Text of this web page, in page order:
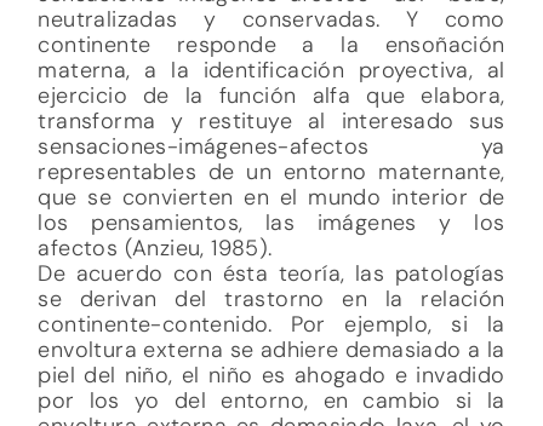
neutralizadas y conservadas. Y como
continente responde a la ensoñación
materna, a la identificación proyectiva, al
ejercicio de la función alfa que elabora,
transforma y restituye al interesado sus
sensaciones-imágenes-afectos ya
representables de un entorno maternante,
que se convierten en el mundo interior de
los pensamientos, las imágenes y los
afectos (Anzieu, 1985).
De acuerdo con ésta teoría, las patologías
se derivan del trastorno en la relación
continente-contenido. Por ejemplo, si la
envoltura externa se adhiere demasiado a la
piel del niño, el niño es ahogado e invadido
por los yo del entorno, en cambio si la